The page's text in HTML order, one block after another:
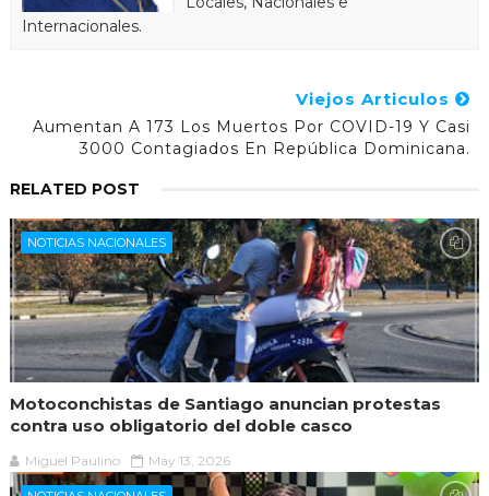
Internacionales.
Viejos Articulos
Aumentan A 173 Los Muertos Por COVID-19 Y Casi
3000 Contagiados En República Dominicana.
RELATED POST
NOTICIAS NACIONALES
Motoconchistas de Santiago anuncian protestas
contra uso obligatorio del doble casco
Miguel Paulino May 13, 2026